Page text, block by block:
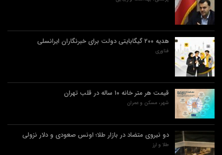
هدیه ۲۰۰ گیگابایتی دولت برای خبرنگاران ایرانسلی
فناوری
قیمت هر متر خانه ۱۰ ساله در قلب تهران
شهر، مسکن و عمران
دو نیروی متضاد در بازار طلا؛ اونس صعودی و دلار نزولی
طلا و ارز